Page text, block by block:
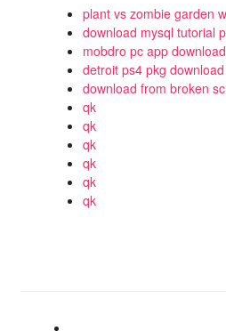
plant vs zombie garden
download mysql tutorial
mobdro pc app
detroit ps4 pkg download
download from broken
qk
qk
qk
qk
qk
qk